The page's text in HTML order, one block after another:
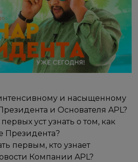
и насыщенному
и Основателя APL?
уст узнать о том, как
Президента?
первым, кто узнает
Компании APL?